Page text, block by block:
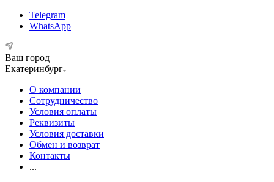
Telegram
WhatsApp
Ваш город
Екатеринбург
О компании
Сотрудничество
Условия оплаты
Реквизиты
Условия доставки
Обмен и возврат
Контакты
...